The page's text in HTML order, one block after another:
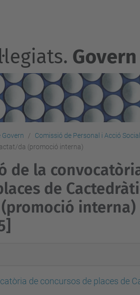
Govern
Govern
Comissió de Personal i Acció Social
da (promoció interna)
de la
de
interna)
de concursos de places de